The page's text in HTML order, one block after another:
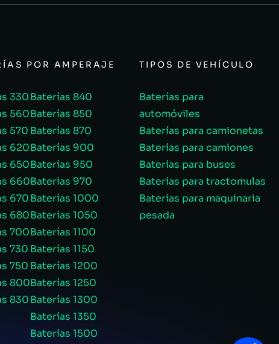
POR AMPERAJE
330
560
570
620
650
660
670
680
700
730
750
800
830
Baterías 840
Baterías 850
Baterías 870
Baterías 900
Baterías 950
Baterías 970
Baterías 1000
Baterías 1050
Baterías 1100
Baterías 1150
Baterías 1200
Baterías 1250
Baterías 1300
Baterías 1350
Baterías 1500
TIPOS DE VEHÍCULO
Baterías para
automóviles
Baterías para camionetas
Baterías para camiones
Baterías para buses
Baterías para tractomulas
Baterías para maquinaria
pesada